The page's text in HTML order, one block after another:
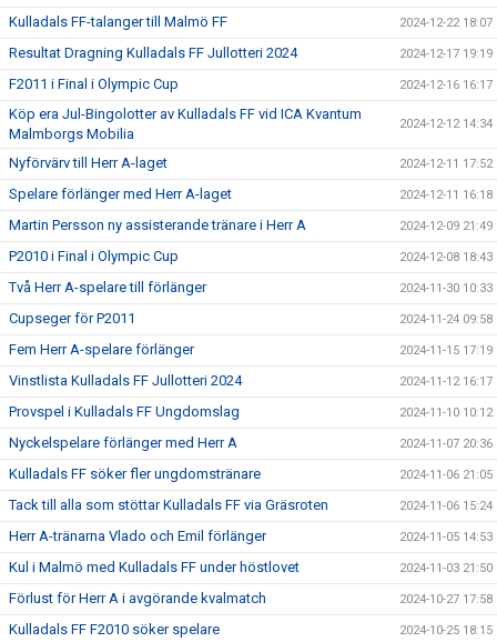
Kulladals FF-talanger till Malmö FF 2024-12-22 18:07
Resultat Dragning Kulladals FF Jullotteri 2024 2024-12-17 19:19
F2011 i Final i Olympic Cup 2024-12-16 16:17
Köp era Jul-Bingolotter av Kulladals FF vid ICA Kvantum
Malmborgs Mobilia
2024-12-12 14:34
Nyförvärv till Herr A-laget 2024-12-11 17:52
Spelare förlänger med Herr A-laget 2024-12-11 16:18
Martin Persson ny assisterande tränare i Herr A 2024-12-09 21:49
P2010 i Final i Olympic Cup 2024-12-08 18:43
Två Herr A-spelare till förlänger 2024-11-30 10:33
Cupseger för P2011 2024-11-24 09:58
Fem Herr A-spelare förlänger 2024-11-15 17:19
Vinstlista Kulladals FF Jullotteri 2024 2024-11-12 16:17
Provspel i Kulladals FF Ungdomslag 2024-11-10 10:12
Nyckelspelare förlänger med Herr A 2024-11-07 20:36
Kulladals FF söker fler ungdomstränare 2024-11-06 21:05
Tack till alla som stöttar Kulladals FF via Gräsroten 2024-11-06 15:24
Herr A-tränarna Vlado och Emil förlänger 2024-11-05 14:53
Kul i Malmö med Kulladals FF under höstlovet 2024-11-03 21:50
Förlust för Herr A i avgörande kvalmatch 2024-10-27 17:58
Kulladals FF F2010 söker spelare 2024-10-25 18:15